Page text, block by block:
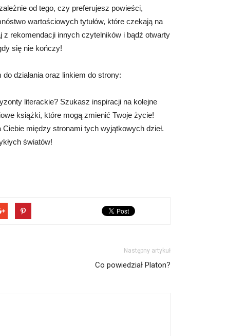
od tego, czy preferujesz powieści,
wartościowych tytułów, które czekają na
rekomendacji innych czytelników i bądź otwarty
się nie kończy!
działania oraz linkiem do strony:
literackie? Szukasz inspiracji na kolejne
książki, które mogą zmienić Twoje życie!
między stronami tych wyjątkowych dzieł.
światów!
Następny artykuł
Co powiedział Platon?